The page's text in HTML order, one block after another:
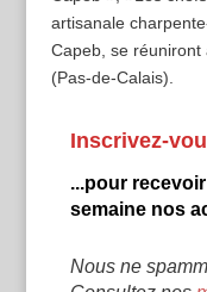
artisanale
Capeb, se réuniront
(Pas-de-Calais).
Inscrivez-
...pour
semaine nos
Nous ne